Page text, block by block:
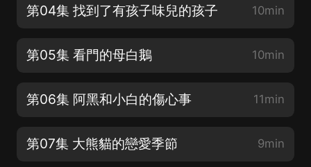
第04集 找到了有孩子味兒的孩子 10min
第05集 看門的母白鵝 10min
第06集 阿黑和小白的傷心事 11min
第07集 大熊貓的戀愛季節 9min